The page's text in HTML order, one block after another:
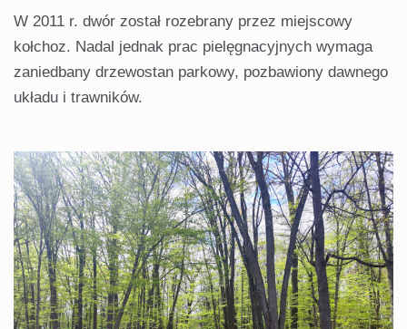
W 2011 r. dwór został rozebrany przez miejscowy
kołchoz. Nadal jednak prac pielęgnacyjnych wymaga
zaniedbany drzewostan parkowy, pozbawiony dawnego
układu i trawników.